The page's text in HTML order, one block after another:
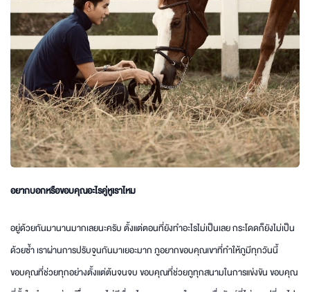
อยากบอกหรือขอบคุณอะไรคู่หูเราไหม
อยู่ด้วยกันมานานมากเลยนะครับ ตั้งแต่ตอนที่ยังทำอะไรไม่เป็นเลย กระโดดก็ยังไม่เป็น
ด้วยซ้ำ เราผ่านการปรับจูนกันมาเยอะมาก ภูอยากขอบคุณเขาที่ทำให้ภูมีทุกวันนี้
ขอบคุณที่ช่วยทุกอย่างตั้งแต่ต้นจนจบ ขอบคุณที่ช่วยภูทุกสนามในการแข่งขัน ขอบคุณ